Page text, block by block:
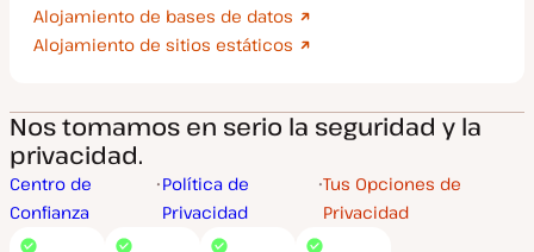
Alojamiento de bases de datos
Alojamiento de sitios estáticos
Nos tomamos en serio la seguridad y la
privacidad.
Centro de
Confianza
Política de
Privacidad
Tus Opciones de
Privacidad